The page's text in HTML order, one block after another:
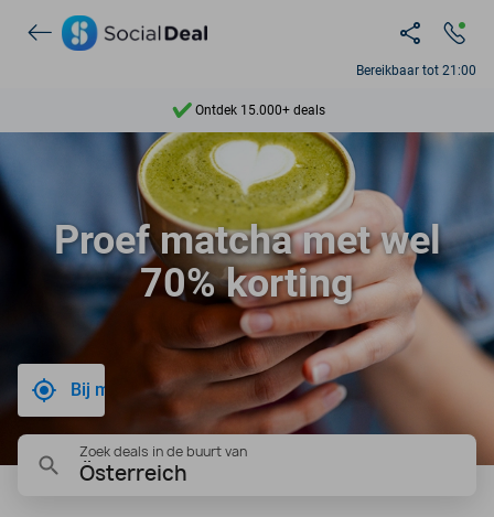
Bereikbaar tot 21:00
Ontdek 15.000+ deals
7 dagen per week beschikbaar
10+ miljoen leden
9,4
Ontdek 15.000+ deals
Proef matcha met wel
70% korting
Bij mij in de buurt
Zoek deals in de buurt van
Österreich